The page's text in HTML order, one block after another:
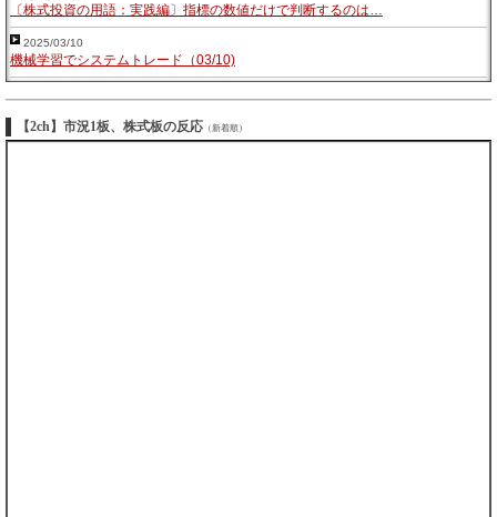
〔株式投資の用語：実践編〕指標の数値だけで判断するのは…
2025/03/10
機械学習でシステムトレード（03/10)
【2ch】市況1板、株式板の反応 （新着順）